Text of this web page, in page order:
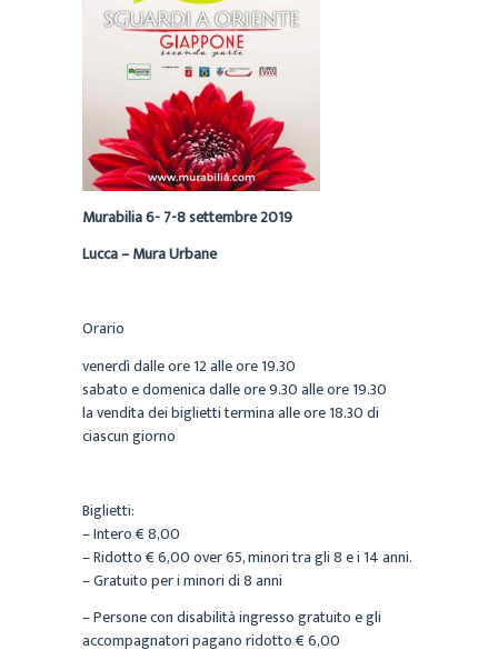
Murabilia 6- 7-8 settembre 2019
Lucca – Mura Urbane
Orario
venerdì dalle ore 12 alle ore 19.30
sabato e domenica dalle ore 9.30 alle ore 19.30
la vendita dei biglietti termina alle ore 18.30 di
ciascun giorno
Biglietti:
– Intero € 8,00
– Ridotto € 6,00 over 65, minori tra gli 8 e i 14 anni.
– Gratuito per i minori di 8 anni
– Persone con disabilità ingresso gratuito e gli
accompagnatori pagano ridotto € 6,00